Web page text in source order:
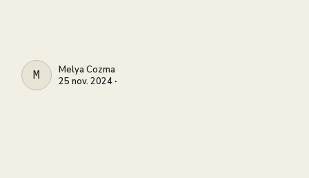
MELYA COZMA
Melya Cozma
25 nov. 2024 ∙